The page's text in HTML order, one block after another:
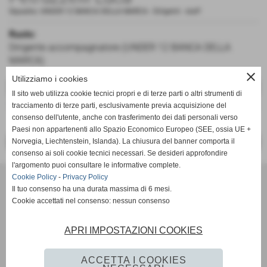
Ruolo:
Dirigente accompagnatore (UNDER 12 BANCA DELLA
DATI
ruolo: Dirigente accompagnatore Under12 S3
<< PRECEDENTE SUCCESSIVO >>
VOLLEY MARENO A.S.D.
VIA CONTI AGOSTI 76 - Mareno di piave (Treviso)
P.I. 02199710266 C.F 91004960265
Mail:volleymareno1@gmail.com
Codice FIPAV: 060260142
close
Utilizziamo i cookies
Il sito web utilizza cookie tecnici propri e di terze parti o altri strumenti di
tracciamento di terze parti, esclusivamente previa acquisizione del
consenso dell'utente, anche con trasferimento dei dati personali verso
Paesi non appartenenti allo Spazio Economico Europeo (SEE, ossia UE +
Norvegia, Liechtenstein, Islanda). La chiusura del banner comporta il
consenso ai soli cookie tecnici necessari. Se desideri approfondire
l'argomento puoi consultare le informative complete.
Cookie Policy - Privacy Policy
Il tuo consenso ha una durata massima di 6 mesi.
Cookie accettati nel consenso: nessun consenso
APRI IMPOSTAZIONI COOKIES
ACCETTA I COOKIES